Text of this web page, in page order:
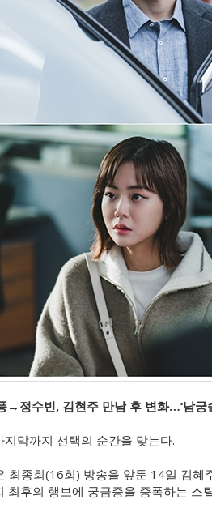
→정수빈, 김현주 만남 후 변화…‘남궁
지막까지 선택의 순간을 맞는다.
최종회(16회) 방송을 앞둔 14일 김
최후의 행보에 궁금증을 증폭하는 스